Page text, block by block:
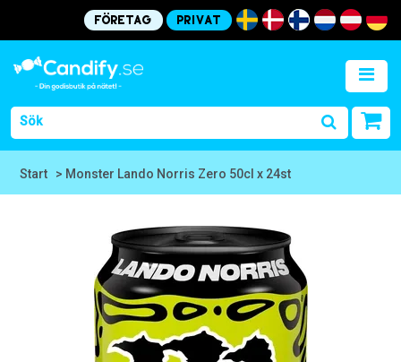
Företag Privat
Start > Monster Lando Norris Zero 50cl x 24st